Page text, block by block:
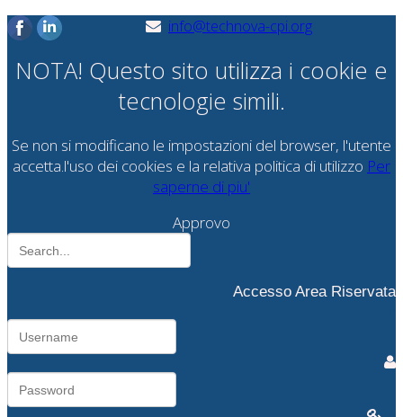
info@technova-cpi.org
NOTA! Questo sito utilizza i cookie e
tecnologie simili.
Se non si modificano le impostazioni del browser, l'utente
accetta.l'uso dei cookies e la relativa politica di utilizzo Per
saperne di piu'
Approvo
Accesso Area Riservata